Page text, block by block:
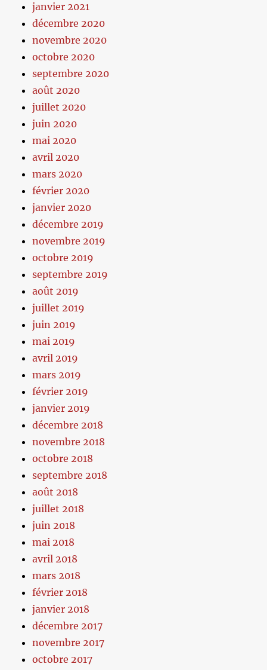
janvier 2021
décembre 2020
novembre 2020
octobre 2020
septembre 2020
août 2020
juillet 2020
juin 2020
mai 2020
avril 2020
mars 2020
février 2020
janvier 2020
décembre 2019
novembre 2019
octobre 2019
septembre 2019
août 2019
juillet 2019
juin 2019
mai 2019
avril 2019
mars 2019
février 2019
janvier 2019
décembre 2018
novembre 2018
octobre 2018
septembre 2018
août 2018
juillet 2018
juin 2018
mai 2018
avril 2018
mars 2018
février 2018
janvier 2018
décembre 2017
novembre 2017
octobre 2017